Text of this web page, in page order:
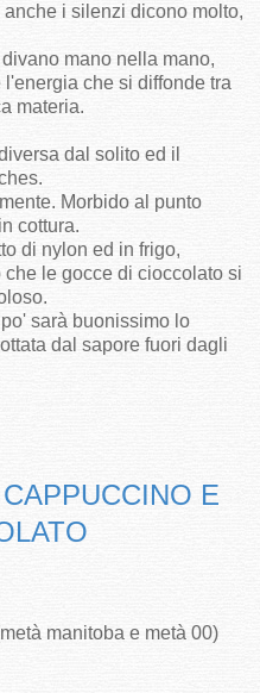
i silenzi dicono molto,
mano nella mano,
che si diffonde tra
materia.
dal solito ed il
Morbido al punto
cottura.
di nylon ed in frigo,
le gocce di cioccolato si
sarà buonissimo lo
dal sapore fuori dagli
E
manitoba e metà 00)